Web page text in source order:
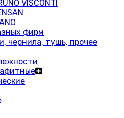
VISCONTI
фирм
чернила, тушь, прочее